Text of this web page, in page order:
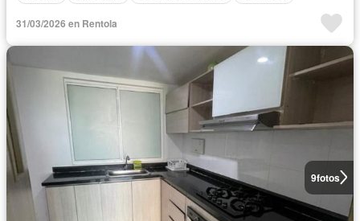
31/03/2026 en Rentola
9fotos